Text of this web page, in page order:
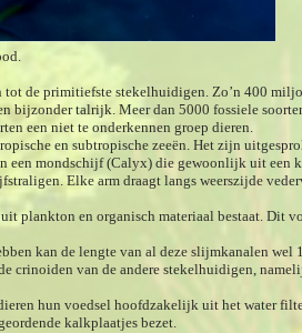
tot de primitiefste stekelhuidigen. Zo’n 400
bijzonder talrijk. Meer dan 5000 fossiele
een niet te onderkennen groep dieren.
en subtropische zeeën. Het zijn
een mondschijf (Calyx) die gewoonlijk uit een
Elke arm draagt langs weerszijde
plankton en organisch materiaal bestaat. Dit
kan de lengte van al deze slijmkanalen wel
crinoiden van de andere stekelhuidigen,
hun voedsel hoofdzakelijk uit het water
kalkplaatjes bezet.